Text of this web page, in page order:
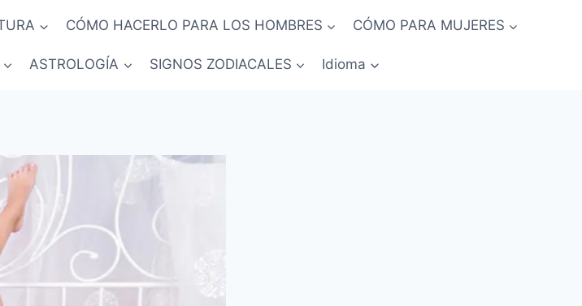
CÓMO HACERLO PARA LOS HOMBRES CÓMO PARA MUJERES
ASTROLOGÍA SIGNOS ZODIACALES Idioma